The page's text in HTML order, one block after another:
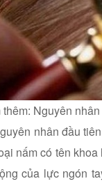
thêm: Nguyên
nhân đầu
nấm có tên
của lực ngón